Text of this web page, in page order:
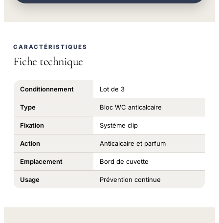
CARACTÉRISTIQUES
Fiche technique
Conditionnement Lot de 3
Type Bloc WC anticalcaire
Fixation Système clip
Action Anticalcaire et parfum
Emplacement Bord de cuvette
Usage Prévention continue